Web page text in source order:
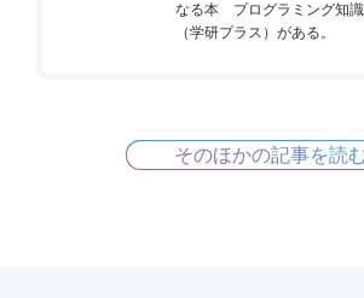
なる本 プログラミング知識
（学研プラス）がある。
そのほかの記事を読